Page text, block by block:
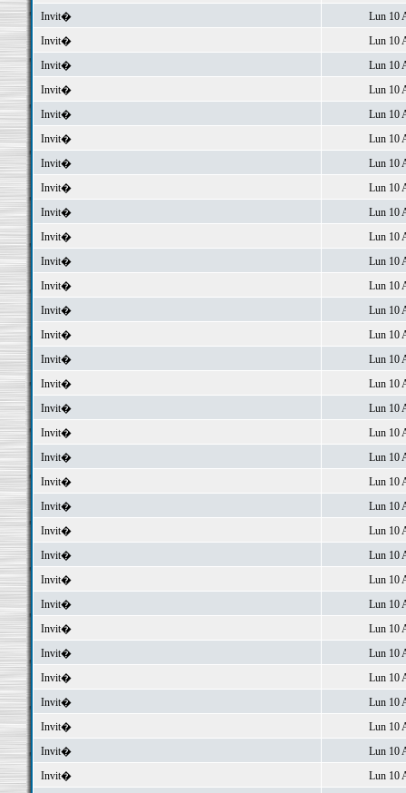
Invit�
Lun 10
Invit�
Lun 10
Invit�
Lun 10
Invit�
Lun 10
Invit�
Lun 10
Invit�
Lun 10
Invit�
Lun 10
Invit�
Lun 10
Invit�
Lun 10
Invit�
Lun 10
Invit�
Lun 10
Invit�
Lun 10
Invit�
Lun 10
Invit�
Lun 10
Invit�
Lun 10
Invit�
Lun 10
Invit�
Lun 10
Invit�
Lun 10
Invit�
Lun 10
Invit�
Lun 10
Invit�
Lun 10
Invit�
Lun 10
Invit�
Lun 10
Invit�
Lun 10
Invit�
Lun 10
Invit�
Lun 10
Invit�
Lun 10
Invit�
Lun 10
Invit�
Lun 10
Invit�
Lun 10
Invit�
Lun 10
Invit�
Lun 10